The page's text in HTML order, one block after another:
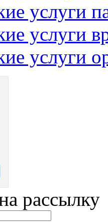
услуги
услуги
услуги
рассылку